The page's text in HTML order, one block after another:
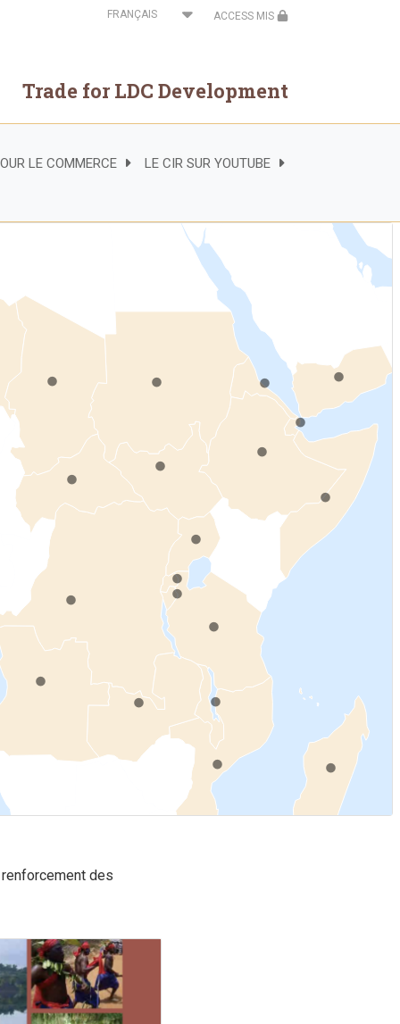
Select
your
ACCESS MIS
Trade for LDC Development
LE COMMERCE LE CIR SUR YOUTUBE
.
.
.
.
.
. .
.
.
.
.
.
..
.
.
.
.
.
des